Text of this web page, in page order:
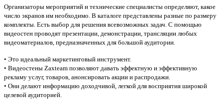
Организаторы мероприятий и технические специалисты определяют, какое
число экранов им необходимо. В каталоге представлены разные по размеру
комплекты. Есть выбор для решения всевозможных задач. С помощью
видеостен проводят презентации, демонстрации, трансляции любых
видеоматериалов, предназначенных для большой аудитории.
• Это идеальный маркетинговый инструмент.
• Видеостены Zaxteam позволяют давать эффектную и эффективную
рекламу услуг, товаров, анонсировать акции и распродажи.
• Они делают информацию доходчивой, легкой для восприятия широкой
целевой аудиторией.